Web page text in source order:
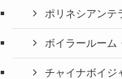
ポリネシアンテ
ボイラールーム
チャイナボイジ